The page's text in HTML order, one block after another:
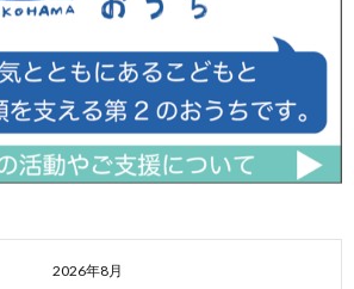
2026年8月